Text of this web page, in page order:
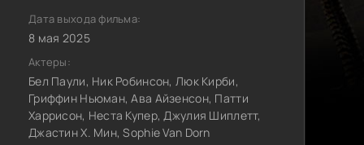
Дата выхода фильма:
8 мая 2025
Актеры:
Бел Паули, Ник Робинсон, Люк Кирби,
Гриффин Ньюман, Ава Айзенсон, Патти
Харрисон, Неста Купер, Джулия Шиплетт,
Джастин Х. Мин, Sophie Van Dorn